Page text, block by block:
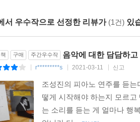
서 우수작으로 선정한 리뷰가 (1건) 있
구매 주간우수작 음악에 대한 담담하
r*********s 2021-03-11 신고
조성진의 피아노 연주를 듣
떻게 시작해야 하는지 모르
는 소리를 듣는 게 얼마나 행